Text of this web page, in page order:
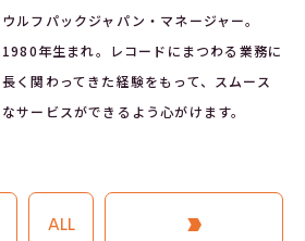
ウルフパックジャパン・マネージャー。
1980年生まれ。レコードにまつわる業務に
長く関わってきた経験をもって、スムース
なサービスができるよう心がけます。
ALL NEXT ARTICLE